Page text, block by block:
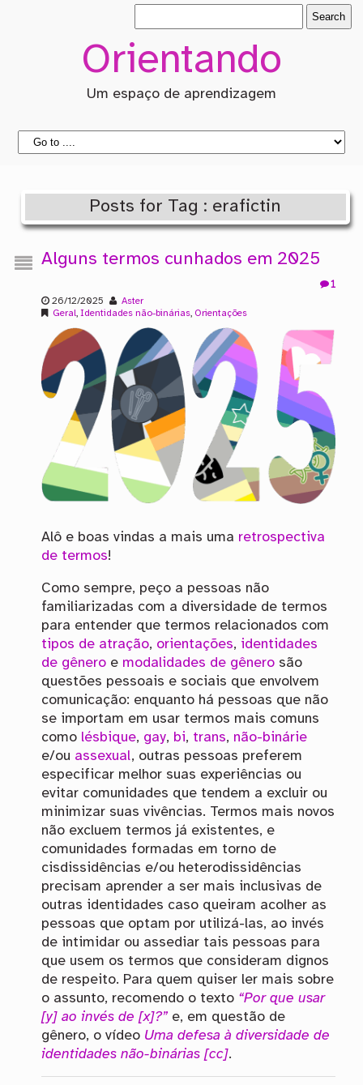
Orientando
Um espaço de aprendizagem
Posts for Tag : erafictin
Alguns termos cunhados em 2025
1
26/12/2025
Aster
Geral, Identidades não-binárias, Orientações
Alô e boas vindas a mais uma retrospectiva
de termos!
Como sempre, peço a pessoas não
familiarizadas com a diversidade de termos
para entender que termos relacionados com
tipos de atração, orientações, identidades
de gêneroe modalidades de gênerosão
questões pessoais e sociais que envolvem
comunicação: enquanto há pessoas que não
se importam em usar termos mais comuns
como lésbique, gay, bi, trans, não-binárie
e/ou assexual, outras pessoas preferem
especificar melhor suas experiências ou
evitar comunidades que tendem a excluir ou
minimizar suas vivências. Termos mais novos
não excluem termos já existentes, e
comunidades formadas em torno de
cisdissidências e/ou heterodissidências
precisam aprender a ser mais inclusivas de
outras identidades caso queiram acolher as
pessoas que optam por utilizá-las, ao invés
de intimidar ou assediar tais pessoas para
que usem os termos que consideram dignos
de respeito. Para quem quiser ler mais sobre
o assunto, recomendo o texto “Por que usar
[y] ao invés de [x]?”e, em questão de
gênero, o vídeo Uma defesa à diversidade de
identidades não-binárias [cc].